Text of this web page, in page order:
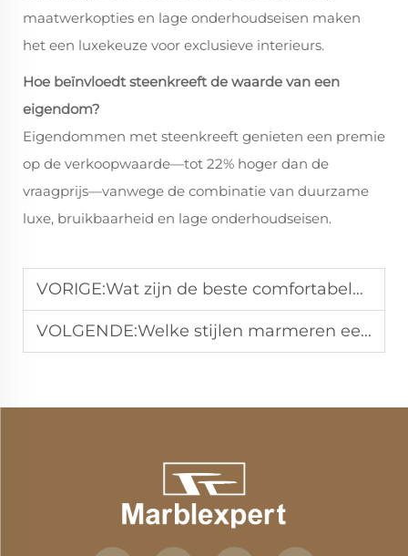
maatwerkopties en lage onderhoudseisen maken
het een luxekeuze voor exclusieve interieurs.
Hoe beïnvloedt steenkreeft de waarde van een
eigendom?
Eigendommen met steenkreeft genieten een premie
op de verkoopwaarde—tot 22% hoger dan de
vraagprijs—vanwege de combinatie van duurzame
luxe, bruikbaarheid en lage onderhoudseisen.
VORIGE:Wat zijn de beste comfortabele eetkamerstoelen voor langdurig zitten?
VOLGENDE:Welke stijlen marmeren eettafels zijn er geschikt voor gezinsgebruik?